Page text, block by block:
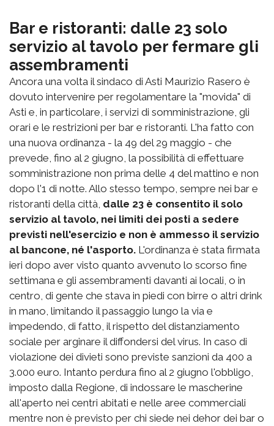
Bar e ristoranti: dalle 23 solo
servizio al tavolo per fermare gli
assembramenti
Ancora una volta il sindaco di Asti Maurizio Rasero è
dovuto intervenire per regolamentare la "movida" di
Asti e, in particolare, i servizi di somministrazione, gli
orari e le restrizioni per bar e ristoranti. L'ha fatto con
una nuova ordinanza - la 49 del 29 maggio - che
prevede, fino al 2 giugno, la possibilità di effettuare
somministrazione non prima delle 4 del mattino e non
dopo l'1 di notte. Allo stesso tempo, sempre nei bar e
ristoranti della città, dalle 23 è consentito il solo
servizio al tavolo, nei limiti dei posti a sedere
previsti nell'esercizio e non è ammesso il servizio
al bancone, né l'asporto. L'ordinanza è stata firmata
ieri dopo aver visto quanto avvenuto lo scorso fine
settimana e gli assembramenti davanti ai locali, o in
centro, di gente che stava in piedi con birre o altri drink
in mano, limitando il passaggio lungo la via e
impedendo, di fatto, il rispetto del distanziamento
sociale per arginare il diffondersi del virus. In caso di
violazione dei divieti sono previste sanzioni da 400 a
3.000 euro. Intanto perdura fino al 2 giugno l'obbligo,
imposto dalla Regione, di indossare le mascherine
all'aperto nei centri abitati e nelle aree commerciali
mentre non è previsto per chi siede nei dehor dei bar o